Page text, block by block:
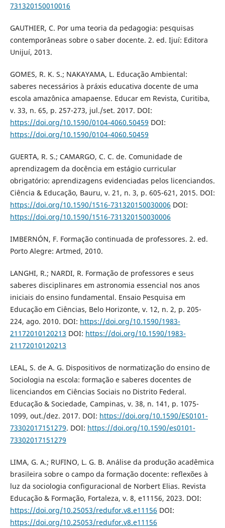
731320150010016
GAUTHIER, C. Por uma teoria da pedagogia: pesquisas
contemporâneas sobre o saber docente. 2. ed. Ijuí: Editora
Unijuí, 2013.
GOMES, R. K. S.; NAKAYAMA, L. Educação Ambiental:
saberes necessários à práxis educativa docente de uma
escola amazônica amapaense. Educar em Revista, Curitiba,
v. 33, n. 65, p. 257-273, jul./set. 2017. DOI:
https://doi.org/10.1590/0104-4060.50459 DOI:
https://doi.org/10.1590/0104-4060.50459
GUERTA, R. S.; CAMARGO, C. C. de. Comunidade de
aprendizagem da docência em estágio curricular
obrigatório: aprendizagens evidenciadas pelos licenciandos.
Ciência & Educação, Bauru, v. 21, n. 3, p. 605-621, 2015. DOI:
https://doi.org/10.1590/1516-731320150030006 DOI:
https://doi.org/10.1590/1516-731320150030006
IMBERNÓN, F. Formação continuada de professores. 2. ed.
Porto Alegre: Artmed, 2010.
LANGHI, R.; NARDI, R. Formação de professores e seus
saberes disciplinares em astronomia essencial nos anos
iniciais do ensino fundamental. Ensaio Pesquisa em
Educação em Ciências, Belo Horizonte, v. 12, n. 2, p. 205-
224, ago. 2010. DOI: https://doi.org/10.1590/1983-
21172010120213 DOI: https://doi.org/10.1590/1983-
21172010120213
LEAL, S. de A. G. Dispositivos de normatização do ensino de
Sociologia na escola: formação e saberes docentes de
licenciandos em Ciências Sociais no Distrito Federal.
Educação & Sociedade, Campinas, v. 38, n. 141, p. 1075-
1099, out./dez. 2017. DOI: https://doi.org/10.1590/ES0101-
73302017151279. DOI: https://doi.org/10.1590/es0101-
73302017151279
LIMA, G. A.; RUFINO, L. G. B. Análise da produção acadêmica
brasileira sobre o campo da formação docente: reflexões à
luz da sociologia configuracional de Norbert Elias. Revista
Educação & Formação, Fortaleza, v. 8, e11156, 2023. DOI:
https://doi.org/10.25053/redufor.v8.e11156 DOI:
https://doi.org/10.25053/redufor.v8.e11156